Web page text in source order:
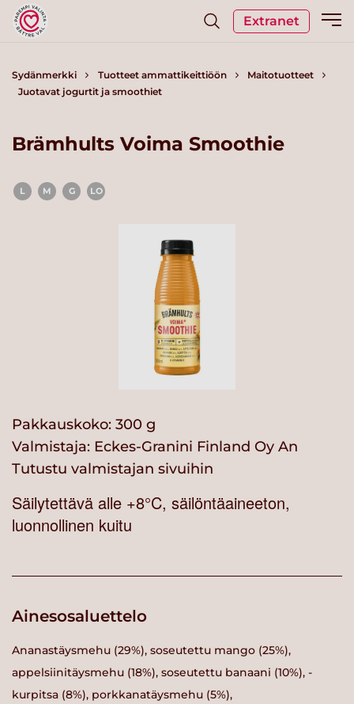
Extranet
Sydänmerkki Tuotteet ammattikeittiöön
Maitotuotteet
Juotavat jogurtit ja smoothiet
Brämhults Voima Smoothie
L M G LO
Pakkauskoko: 300 g
Valmistaja: Eckes-Granini Finland Oy An
Tutustu valmistajan sivuihin
Säilytettävä alle +8°C, säilöntäaineeton,
luonnollinen kuitu
Ainesosaluettelo
Ananastäysmehu (29%), soseutettu mango (25%),
appelsiinitäysmehu (18%), soseutettu banaani (10%), -
kurpitsa (8%), porkkanatäysmehu (5%),